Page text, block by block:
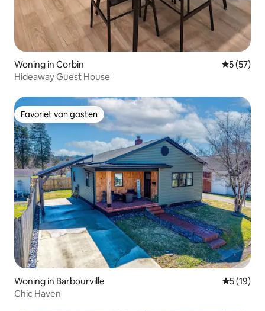
Woning in Corbin
5 (57)
Hideaway Guest House
Favoriet van gasten
Favoriet van gasten
Woning in Barbourville
5 (19)
Chic Haven